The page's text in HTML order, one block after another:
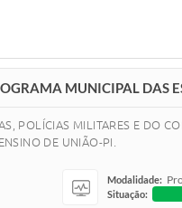
MUNICIPAL DAS
POLÍCIAS MILITARES E DO
DE UNIÃO-PI.
Modalidade:
Situação: